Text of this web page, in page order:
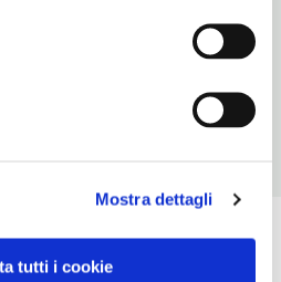
Mostra dettagli
tutti i cookie